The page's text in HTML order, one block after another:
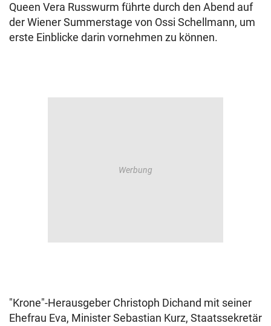
Queen Vera Russwurm führte durch den Abend auf
der Wiener Summerstage von Ossi Schellmann, um
erste Einblicke darin vornehmen zu können.
"Krone"-Herausgeber Christoph Dichand mit seiner
Ehefrau Eva, Minister Sebastian Kurz, Staatssekretär